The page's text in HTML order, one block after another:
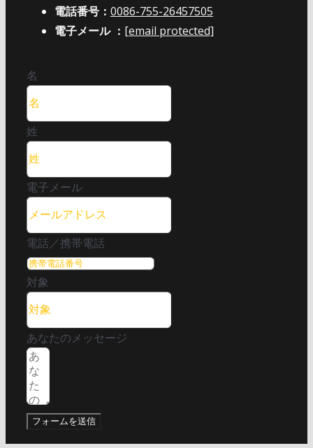
電話番号： 0086-755-26457505
電子メール ： [email protected]
名
姓
電子メール
電話／携帯電話
対象
あなたのメッセージ
フォームを送信